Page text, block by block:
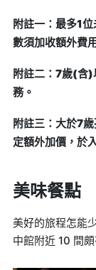
附註一：最多1
數須加收額外費
附註二：7歲(含)
務。
附註三：大於7
定額外加價，於
美味餐點
美好的旅程怎能
中館附近 10 間